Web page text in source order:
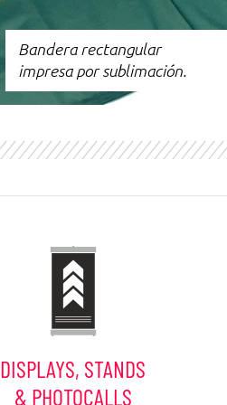
Bandera rectangular
impresa por sublimación.
DISPLAYS, STANDS
& PHOTOCALLS